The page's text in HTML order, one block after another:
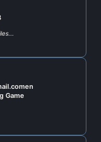
en
Game